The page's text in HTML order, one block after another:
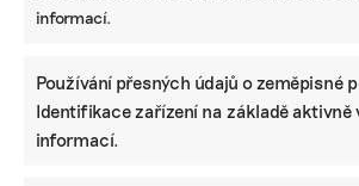
informací.
Používání přesných údajů o zeměpisné
Identifikace zařízení na základě aktivně
informací.